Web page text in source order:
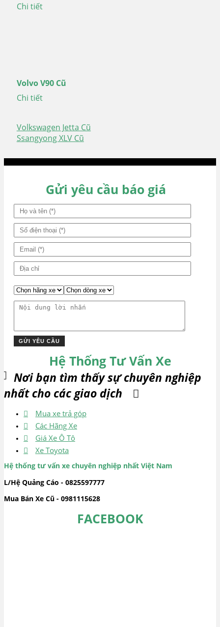
Chi tiết
Volvo V90 Cũ
Chi tiết
Điều
hướng
Volkswagen Jetta Cũ
Ssangyong XLV Cũ
Gửi yêu cầu báo giá
Hệ Thống Tư Vấn Xe
Nơi bạn tìm thấy sự chuyên nghiệp
nhất cho các giao dịch
Mua xe trả góp
Các Hãng Xe
Giá Xe Ô Tô
Xe Toyota
Hệ thống tư vấn xe chuyên nghiệp nhất Việt Nam
L/Hệ Quảng Cáo - 0825597777
Mua Bán Xe Cũ - 0981115628
FACEBOOK